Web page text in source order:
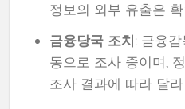
정보의 외부 유출은
금융당국 조치: 금융
동으로 조사 중이며,
조사 결과에 따라 달